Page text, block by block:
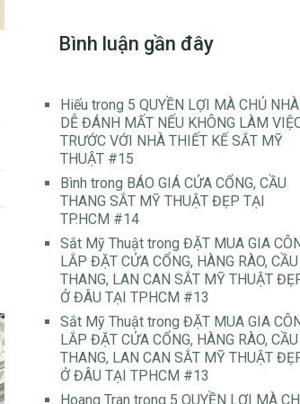
Bình luận gần đây
Hiếu trong 5 QUYỀN LỢI MÀ CHỦ NHÀ
DỄ ĐÁNH MẤT NẾU KHÔNG LÀM
TRƯỚC VỚI NHÀ THIẾT KẾ SẮT MỸ
THUẬT #15
Bình trong BÁO GIÁ CỬA CỔNG, CẦU
THANG SẮT MỸ THUẬT ĐẸP TẠI
TP.HCM #14
Sắt Mỹ Thuật trong ĐẶT MUA GIA
LẮP ĐẶT CỬA CỔNG, HÀNG RÀO, CẦU
THANG, LAN CAN SẮT MỸ THUẬT
Ở ĐÂU TẠI TPHCM #13
Sắt Mỹ Thuật trong ĐẶT MUA GIA
LẮP ĐẶT CỬA CỔNG, HÀNG RÀO, CẦU
THANG, LAN CAN SẮT MỸ THUẬT
Ở ĐÂU TẠI TPHCM #13
Hoang Tran trong 5 QUYỀN LỢI MÀ